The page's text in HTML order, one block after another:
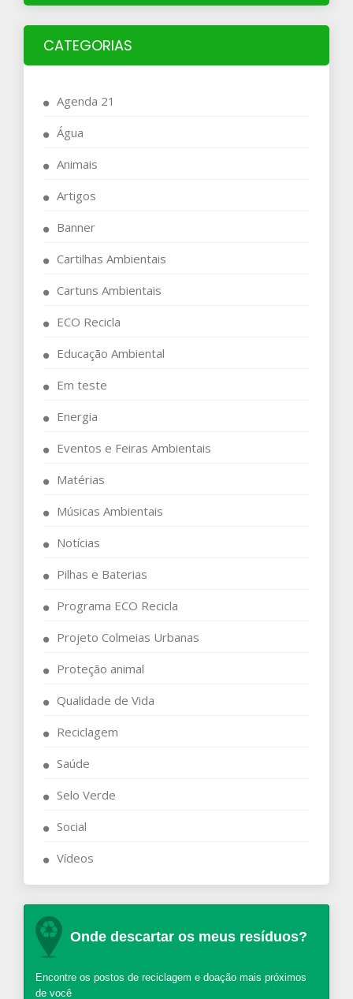
CATEGORIAS
Agenda 21
Água
Animais
Artigos
Banner
Cartilhas Ambientais
Cartuns Ambientais
ECO Recicla
Educação Ambiental
Em teste
Energia
Eventos e Feiras Ambientais
Matérias
Músicas Ambientais
Notícias
Pilhas e Baterias
Programa ECO Recicla
Projeto Colmeias Urbanas
Proteção animal
Qualidade de Vida
Reciclagem
Saúde
Selo Verde
Social
Vídeos